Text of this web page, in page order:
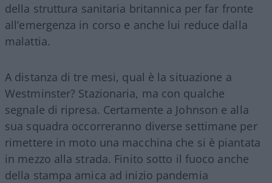
della struttura sanitaria britannica per far fronte
all’emergenza in corso e anche lui reduce dalla
malattia.
A distanza di tre mesi, qual è la situazione a
Westminster? Stazionaria, ma con qualche
segnale di ripresa. Certamente a Johnson e alla
sua squadra occorreranno diverse settimane per
rimettere in moto una macchina che si è piantata
in mezzo alla strada. Finito sotto il fuoco anche
della stampa amica ad inizio pandemia